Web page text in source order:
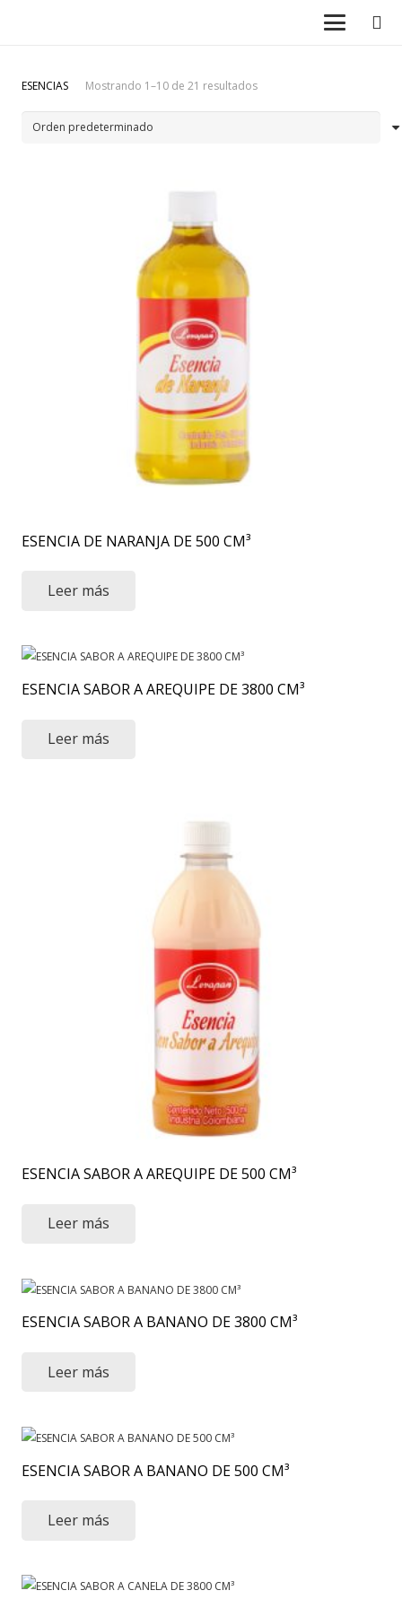
ESENCIAS Mostrando 1–10 de 21 resultados
ESENCIA DE NARANJA DE 500 CM³
Leer más
ESENCIA SABOR A AREQUIPE DE 3800 CM³
Leer más
ESENCIA SABOR A AREQUIPE DE 500 CM³
Leer más
ESENCIA SABOR A BANANO DE 3800 CM³
Leer más
ESENCIA SABOR A BANANO DE 500 CM³
Leer más